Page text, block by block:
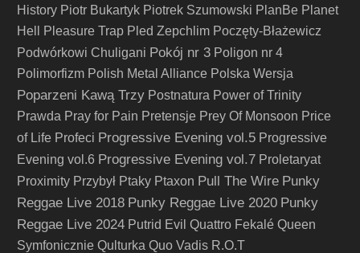
History Piotr Bukartyk Piotrek Szumowski PlanBe Planet
Hell
Pleasure Trap Pled Zepchlim Poczęty-Błażewicz
Podwórkowi Chuligani Pokój nr 3 Poligon nr 4
Polimorfizm Polish Metal Alliance Polska Wersja
Poparzeni Kawą Trzy Postnatura Power of Trinity
Prawda Pray for Pain Pretensje Prey Of Monsoon Price
of Life Profeci Progressive Evening vol.5 Progressive
Evening vol.6 Progressive Evening vol.7 Proletaryat
Proximity Przybył Ptaky Ptaxon Pull The Wire Punky
Reggae Live 2018 Punky Reggae Live 2020 Punky
Reggae Live 2024 Putrid Evil Quattro Fekalé Queen
Symfonicznie Qulturka Quo Vadis R.O.T